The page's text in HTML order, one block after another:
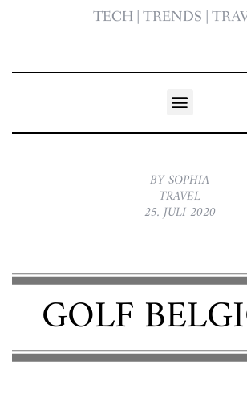
TECH | TRENDS |
BY SOPHIA
TRAVEL
25. JULI 2020
GOLF